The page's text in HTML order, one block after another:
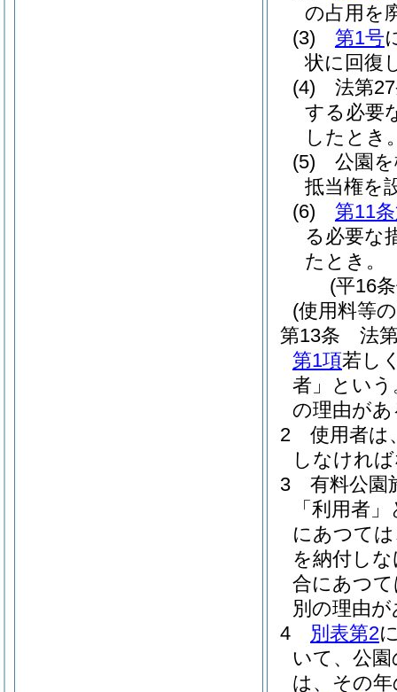
の占用を
(3)
第1号
状に回復
(4)
法第
する必要
したとき
(5)
公園
抵当権を
(6)
第11
る必要な
たとき。
(平16
(使用料等
第13条
法
第1項若し
者」という
の理由が
2
使用者は
しなけれ
3
有料公園
「利用者
にあつて
を納付し
合にあつ
別の理由
4
別表第2
いて、公
は、その